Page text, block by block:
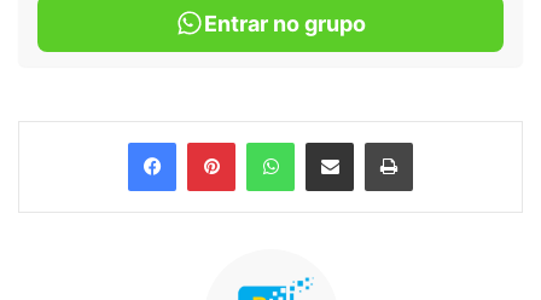
Entrar no grupo
FacebookPinterestWhatsApp
Compartilhar via e-mail Imprimir